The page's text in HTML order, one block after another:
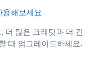
용해보세요
더 많은 크레딧과 더 긴
때 업그레이드하세요.